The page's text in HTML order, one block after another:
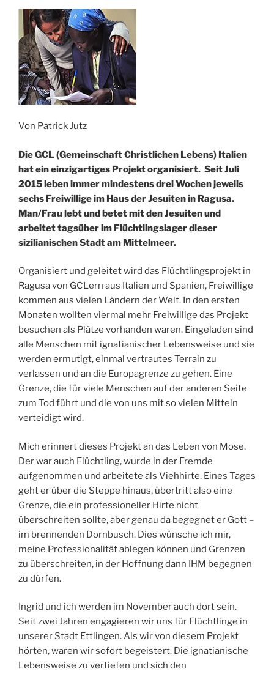
Von Patrick Jutz
Die GCL (Gemeinschaft Christlichen Lebens) Italien
hat ein einzigartiges Projekt organisiert. Seit Juli
2015 leben immer mindestens drei Wochen jeweils
sechs Freiwillige im Haus der Jesuiten in Ragusa.
Man/Frau lebt und betet mit den Jesuiten und
arbeitet tagsüber im Flüchtlingslager dieser
sizilianischen Stadt am Mittelmeer.
Organisiert und geleitet wird das Flüchtlingsprojekt in
Ragusa von GCLern aus Italien und Spanien, Freiwillige
kommen aus vielen Ländern der Welt. In den ersten
Monaten wollten viermal mehr Freiwillige das Projekt
besuchen als Plätze vorhanden waren. Eingeladen sind
alle Menschen mit ignatianischer Lebensweise und sie
werden ermutigt, einmal vertrautes Terrain zu
verlassen und an die Europagrenze zu gehen. Eine
Grenze, die für viele Menschen auf der anderen Seite
zum Tod führt und die von uns mit so vielen Mitteln
verteidigt wird.
Mich erinnert dieses Projekt an das Leben von Mose.
Der war auch Flüchtling, wurde in der Fremde
aufgenommen und arbeitete als Viehhirte. Eines Tages
geht er über die Steppe hinaus, übertritt also eine
Grenze, die ein professioneller Hirte nicht
überschreiten sollte, aber genau da begegnet er Gott –
im brennenden Dornbusch. Dies wünsche ich mir,
meine Professionalität ablegen können und Grenzen
zu überschreiten, in der Hoffnung dann IHM begegnen
zu dürfen.
Ingrid und ich werden im November auch dort sein.
Seit zwei Jahren engagieren wir uns für Flüchtlinge in
unserer Stadt Ettlingen. Als wir von diesem Projekt
hörten, waren wir sofort begeistert. Die ignatianische
Lebensweise zu vertiefen und sich den